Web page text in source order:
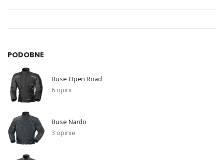
PODOBNE
Buse Open Road
6 opini
Buse Nardo
3 opinie